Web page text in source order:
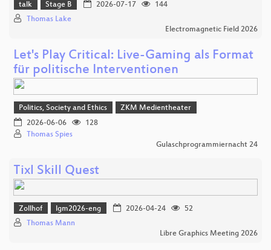
talk Stage B 2026-07-17
144
Thomas Lake
Electromagnetic Field 2026
Let's Play Critical: Live-Gaming als Format
für politische Interventionen
Politics, Society and Ethics
ZKM Medientheater
2026-06-06
128
Thomas Spies
Gulaschprogrammiernacht 24
Tixl Skill Quest
Zollhof lgm2026-eng 2026-04-24
52
Thomas Mann
Libre Graphics Meeting 2026